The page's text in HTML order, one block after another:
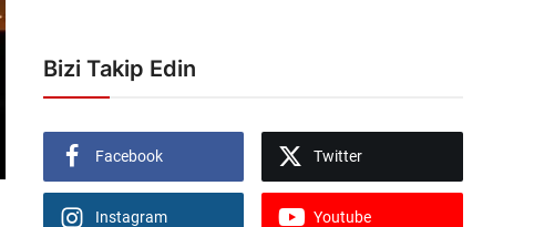
Bizi Takip Edin
Facebook Twitter
Instagram Youtube